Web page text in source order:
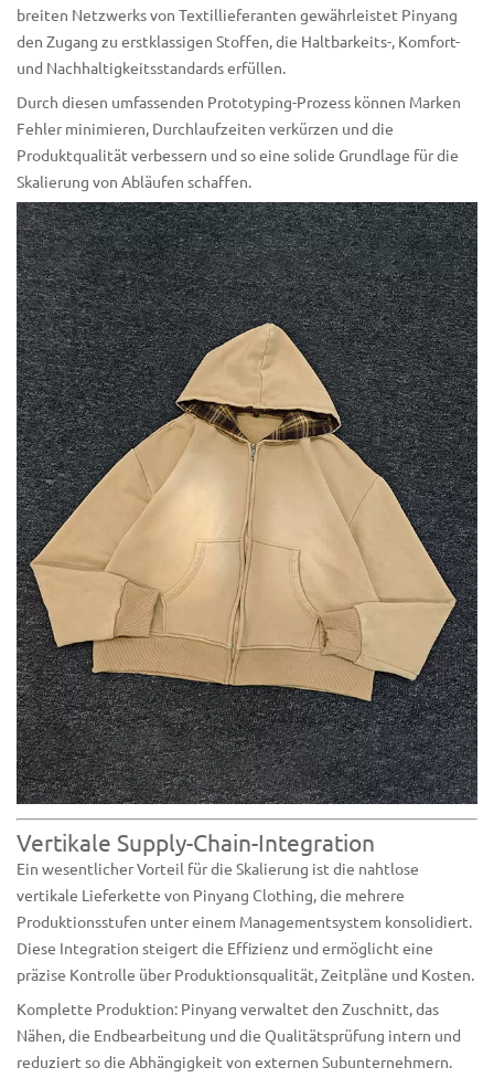
breiten Netzwerks von Textillieferanten gewährleistet Pinyang
den Zugang zu erstklassigen Stoffen, die Haltbarkeits-, Komfort-
und Nachhaltigkeitsstandards erfüllen.
Durch diesen umfassenden Prototyping-Prozess können Marken
Fehler minimieren, Durchlaufzeiten verkürzen und die
Produktqualität verbessern und so eine solide Grundlage für die
Skalierung von Abläufen schaffen.
Vertikale Supply-Chain-Integration
Ein wesentlicher Vorteil für die Skalierung ist die nahtlose
vertikale Lieferkette von Pinyang Clothing, die mehrere
Produktionsstufen unter einem Managementsystem konsolidiert.
Diese Integration steigert die Effizienz und ermöglicht eine
präzise Kontrolle über Produktionsqualität, Zeitpläne und Kosten.
Komplette Produktion: Pinyang verwaltet den Zuschnitt, das
Nähen, die Endbearbeitung und die Qualitätsprüfung intern und
reduziert so die Abhängigkeit von externen Subunternehmern.